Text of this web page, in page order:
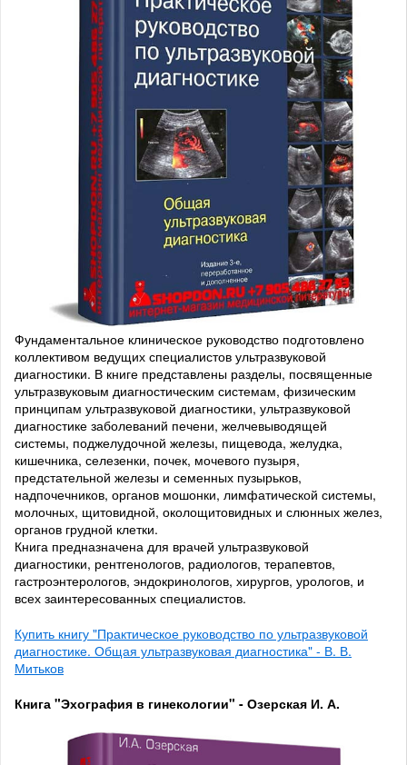
Фундаментальное клиническое руководство подготовлено
коллективом ведущих специалистов ультразвуковой
диагностики. В книге представлены разделы, посвященные
ультразвуковым диагностическим системам, физическим
принципам ультразвуковой диагностики, ультразвуковой
диагностике заболеваний печени, желчевыводящей
системы, поджелудочной железы, пищевода, желудка,
кишечника, селезенки, почек, мочевого пузыря,
предстательной железы и семенных пузырьков,
надпочечников, органов мошонки, лимфатической системы,
молочных, щитовидной, околощитовидных и слюнных желез,
органов грудной клетки.
Книга предназначена для врачей ультразвуковой
диагностики, рентгенологов, радиологов, терапевтов,
гастроэнтерологов, эндокринологов, хирургов, урологов, и
всех заинтересованных специалистов.
Купить книгу "Практическое руководство по ультразвуковой
диагностике. Общая ультразвуковая диагностика" - В. В.
Митьков
Книга "Эхография в гинекологии" - Озерская И. А.